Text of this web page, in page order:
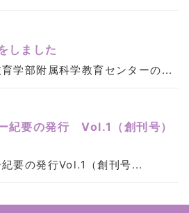
しました
学部附属科学教育センターの...
紀要の発行 Vol.1（創刊号）
要の発行Vol.1（創刊号...